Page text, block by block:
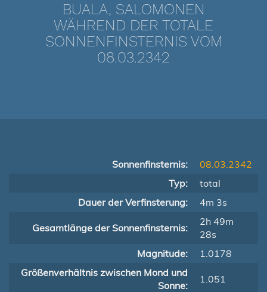
BUALA, SALOMONEN
WÄHREND DER TOTALE
SONNENFINSTERNIS VOM
08.03.2342
Sonnenfinsternis:
08.03.2342
Typ:
total
Dauer der Verfinsterung:
4m 3s
Gesamtlänge der Sonnenfinsternis:
2h 49m
28s
Magnitude:
1.0178
Größenverhältnis zwischen Mond und
Sonne:
1.051